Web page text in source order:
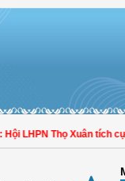
LHPN Thọ Xuân tích cực